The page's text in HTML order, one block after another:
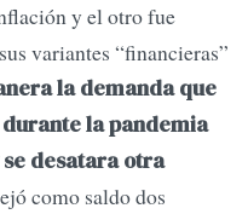
y el otro fue
variantes “financieras”
la demanda que
la pandemia
desatara otra
como saldo dos